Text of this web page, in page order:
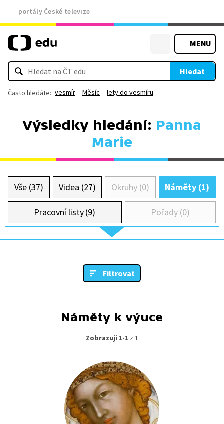
portály České televize
MENU
Hledat
Často hledáte: vesmír Měsíc lety do vesmíru
Výsledky hledání: Panna
Marie
Vše (37) Videa (27) Okruhy (0) Náměty (1)
Pracovní listy (9) Pořady (0)
Filtrovat
Náměty k výuce
Zobrazuji 1-1z 1